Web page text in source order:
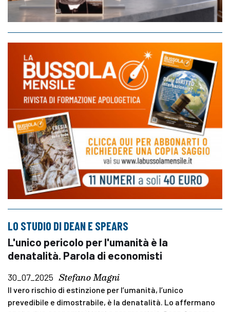
LO STUDIO DI DEAN E SPEARS
L'unico pericolo per l'umanità è la
denatalità. Parola di economisti
30_07_2025 Stefano Magni
Il vero rischio di estinzione per l’umanità, l’unico
prevedibile e dimostrabile, è la denatalità. Lo affermano